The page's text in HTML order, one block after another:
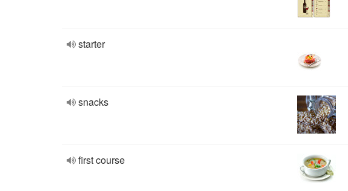
starter
snacks
first course